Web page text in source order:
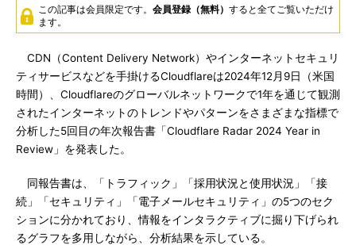
この記事は会員限定です。 会員登録（無料） すると全てご覧いただけ
ます。
CDN（Content Delivery Network）やインターネットセキュリ
ティサービスなどを手掛けるCloudflareは2024年12月9日（米国
時間）、Cloudflareのグローバルネットワークで1年を通じて観測
されたインターネットのトレンドやパターンをさまざまな指標で
分析した5回目の年次報告書「Cloudflare Radar 2024 Year in
Review」を発表した。
同報告書は、「トラフィック」「採用状況と使用状況」「接
続」「セキュリティ」「電子メールセキュリティ」の5つのセク
ションに分かれており、情報をインタラクティブに掘り下げられ
るグラフを多用しながら、分析結果を示している。